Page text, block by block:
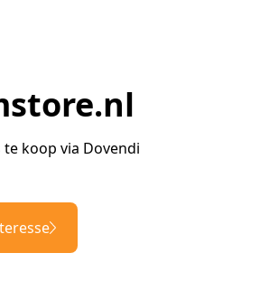
koop via Dovendi